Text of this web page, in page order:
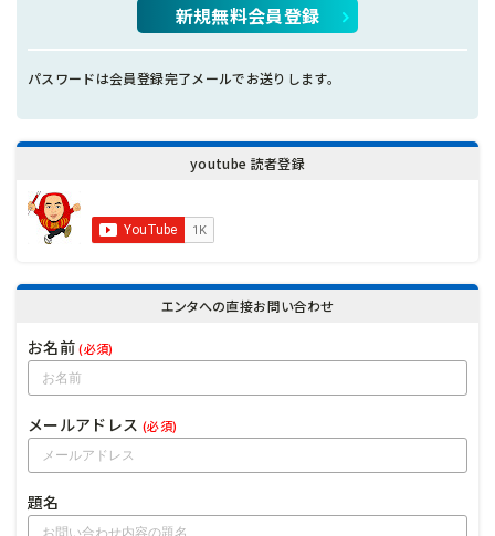
新規無料会員登録
パスワードは会員登録完了メールでお送りします。
youtube 読者登録
エンタへの直接お問い合わせ
お名前(必須)
メールアドレス (必須)
題名